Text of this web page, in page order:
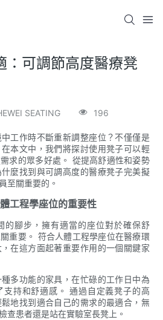
：可調節高度醫療凳
SEATING 196
工作時不斷重新調整座位？不僅僅是
本文中，我們將探討使用凳子可以輕
求的眾多好處。 從提高舒適性和姿勢
麼找到與可調高度的醫療凳子完美擬
至關重要的。
工程學座位的重要性
的腳步，擁有適當的座位對於確保舒
重要。 符合人體工程學座位在醫療環
在這方面起著重要作用的一個關鍵家
多功能的家具，在忙碌的工作日中為
支持和舒適感。 通過自定義凳子的高
地找到適合自己的需求的最適合，無
查患者還是站在實驗室長凳上。